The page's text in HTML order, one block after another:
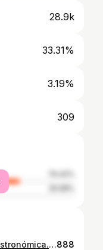
28.9k
33.31%
3.19%
309
Cocina Xpress tu experiencia gastronómica. Uuuuf 😏 . . . #cocinaxpress #cocinaxpresss #food #foodporn #photo #Venezuela #Colombia #panama #photography #cocina #food #foodporn #yum #yummy #instafood #instagood #TagsForLikes #photooftheday #sweet #dinner #lunch #breakfast #fresh #delish #delicious #eating #eat #hungry #foodpic #foodpics #foodgasm #hot888